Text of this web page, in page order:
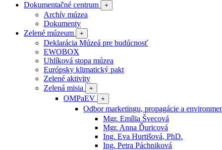
Dokumentačné centrum
+
Archív múzea
Dokumenty
Zelené múzeum
+
Deklarácia Múzeá pre budúcnosť
EWOBOX
Uhlíková stopa múzea
Európsky klimatický pakt
Zelené aktivity
Zelená misia
+
OMPaEV +
Odbor marketingu, propagácie a
Mgr. Emília Švecová
Mgr. Anna Ďuricová
Ing. Eva Hurtišová, PhD.
Ing. Petra Páchniková